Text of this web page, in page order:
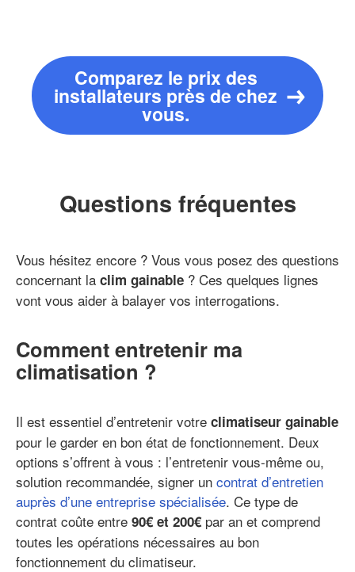
Comparez le prix des
installateurs près de chez
vous.
Questions fréquentes
Vous hésitez encore ? Vous vous posez des questions
concernant la clim gainable ? Ces quelques lignes
vont vous aider à balayer vos interrogations.
Comment entretenir ma
climatisation ?
Il est essentiel d’entretenir votre climatiseur gainable
pour le garder en bon état de fonctionnement. Deux
options s’offrent à vous : l’entretenir vous-même ou,
solution recommandée, signer un contrat d’entretien
auprès d’une entreprise spécialisée. Ce type de
contrat coûte entre 90€ et 200€ par an et comprend
toutes les opérations nécessaires au bon
fonctionnement du climatiseur.